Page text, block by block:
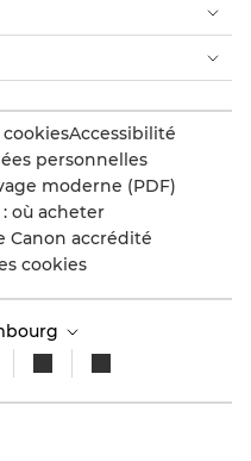
Accessibilité
personnelles
moderne (PDF)
où acheter
Canon accrédité
cookies